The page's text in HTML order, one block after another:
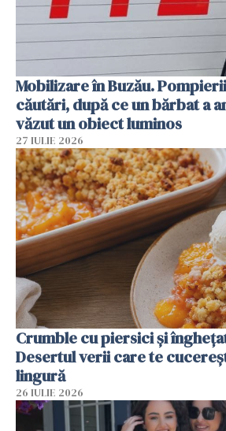
Mobilizare în Buzău.
căutări, după ce un bărbat a
văzut un obiect luminos
27 IULIE 2026
Crumble cu piersici și
Desertul verii care te
lingură
26 IULIE 2026